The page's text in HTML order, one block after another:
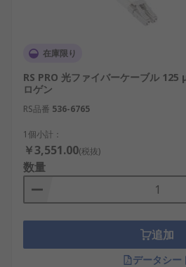
部、地中などの設置場所に
材、曲げ半径、難燃性、耐
長、販売単位、在庫、付属コ
確認します。
光ファイバケーブ
カー
光ファイバケーブルは、ネット
接続部品を扱う各メーカーやブラ
ています。
RS PRO：シングルモード、
種コネクタに対応した光フ
在庫限り
RS PRO 光ファイバーケーブル
ロゲン
RS品番 536-6765
1個小計：
￥3,551.00(税抜)
数量
追加
データシー